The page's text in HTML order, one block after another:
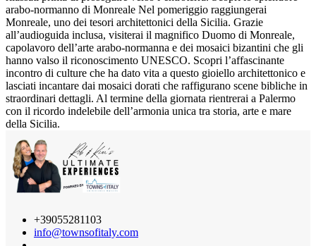
arabo-normanno di Monreale Nel pomeriggio raggiungerai
Monreale, uno dei tesori architettonici della Sicilia. Grazie
all’audioguida inclusa, visiterai il magnifico Duomo di Monreale,
capolavoro dell’arte arabo-normanna e dei mosaici bizantini che gli
hanno valso il riconoscimento UNESCO. Scopri l’affascinante
incontro di culture che ha dato vita a questo gioiello architettonico e
lasciati incantare dai mosaici dorati che raffigurano scene bibliche in
straordinari dettagli. Al termine della giornata rientrerai a Palermo
con il ricordo indelebile dell’armonia unica tra storia, arte e mare
della Sicilia.
+39055281103
info@townsofitaly.com